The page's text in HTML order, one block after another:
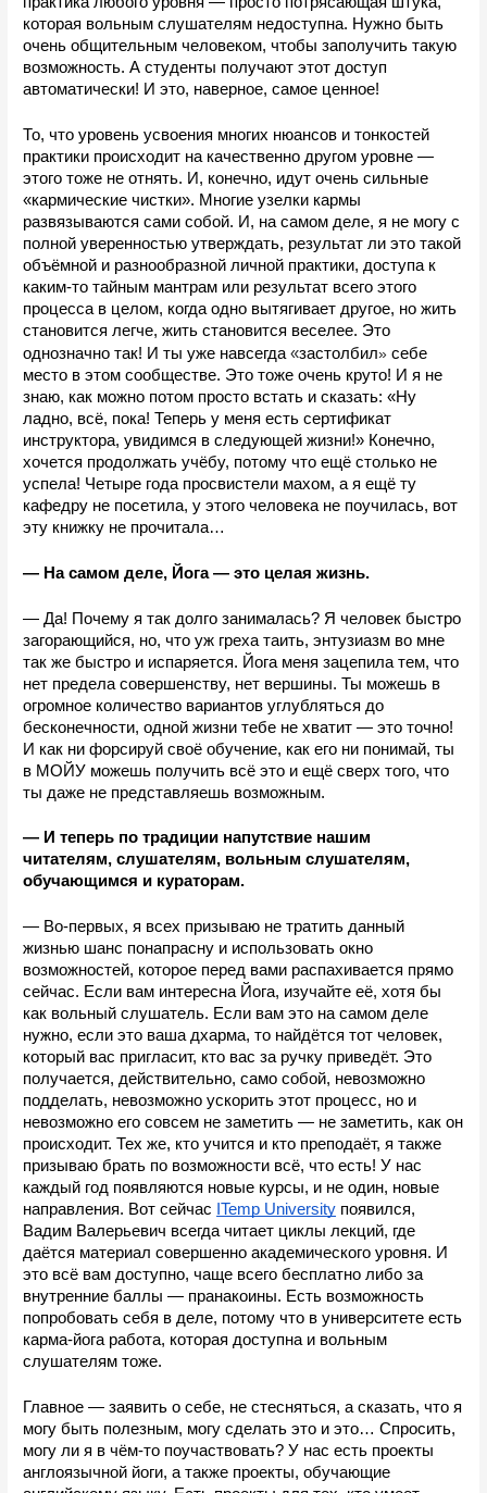
которая вольным слушателям недоступна. Нужно быть
очень общительным человеком, чтобы заполучить такую
возможность. А студенты получают этот доступ
автоматически! И это, наверное, самое ценное!
То, что уровень усвоения многих нюансов и тонкостей
практики происходит на качественно другом уровне —
этого тоже не отнять. И, конечно, идут очень сильные
«кармические чистки». Многие узелки кармы
развязываются сами собой. И, на самом деле, я не могу с
полной уверенностью утверждать, результат ли это такой
объёмной и разнообразной личной практики, доступа к
каким-то тайным мантрам или результат всего этого
процесса в целом, когда одно вытягивает другое, но жить
становится легче, жить становится веселее. Это
однозначно так! И ты уже навсегда «застолбил» себе
место в этом сообществе. Это тоже очень круто! И я не
знаю, как можно потом просто встать и сказать: «Ну
ладно, всё, пока! Теперь у меня есть сертификат
инструктора, увидимся в следующей жизни!» Конечно,
хочется продолжать учёбу, потому что ещё столько не
успела! Четыре года просвистели махом, а я ещё ту
кафедру не посетила, у этого человека не поучилась, вот
эту книжку не прочитала…
— На самом деле, Йога — это целая жизнь.
— Да! Почему я так долго занималась? Я человек быстро
загорающийся, но, что уж греха таить, энтузиазм во мне
так же быстро и испаряется. Йога меня зацепила тем, что
нет предела совершенству, нет вершины. Ты можешь в
огромное количество вариантов углубляться до
бесконечности, одной жизни тебе не хватит — это точно!
И как ни форсируй своё обучение, как его ни понимай, ты
в МОЙУ можешь получить всё это и ещё сверх того, что
ты даже не представляешь возможным.
— И теперь по традиции напутствие нашим
читателям, слушателям, вольным слушателям,
обучающимся и кураторам.
— Во-первых, я всех призываю не тратить данный
жизнью шанс понапрасну и использовать окно
возможностей, которое перед вами распахивается прямо
сейчас. Если вам интересна Йога, изучайте её, хотя бы
как вольный слушатель. Если вам это на самом деле
нужно, если это ваша дхарма, то найдётся тот человек,
который вас пригласит, кто вас за ручку приведёт. Это
получается, действительно, само собой, невозможно
подделать, невозможно ускорить этот процесс, но и
невозможно его совсем не заметить — не заметить, как он
происходит. Тех же, кто учится и кто преподаёт, я также
призываю брать по возможности всё, что есть! У нас
каждый год появляются новые курсы, и не один, новые
направления. Вот сейчас ITemp University появился,
Вадим Валерьевич всегда читает циклы лекций, где
даётся материал совершенно академического уровня. И
это всё вам доступно, чаще всего бесплатно либо за
внутренние баллы — пранакоины. Есть возможность
попробовать себя в деле, потому что в университете есть
карма-йога работа, которая доступна и вольным
слушателям тоже.
Главное — заявить о себе, не стесняться, а сказать, что я
могу быть полезным, могу сделать это и это… Спросить,
могу ли я в чём-то поучаствовать? У нас есть проекты
англоязычной йоги, а также проекты, обучающие